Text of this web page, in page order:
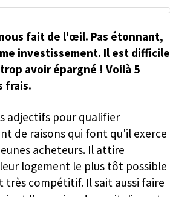
fait de l'œil. Pas étonnant,
investissement. Il est difficile
avoir épargné ! Voilà 5
frais.
adjectifs pour qualifier
de raisons qui font qu'il exerce
acheteurs. Il attire
logement le plus tôt possible
compétitif. Il sait aussi faire